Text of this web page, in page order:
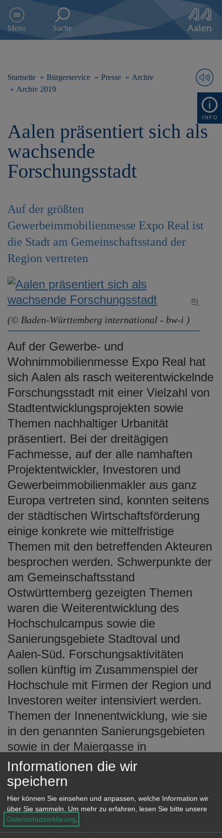
e
Menu Suche
Startseite Bürgerservice Presse
Archiv
Archiv 2019
Aalen präsentiert sich als
wachsende
Forschungsstadt
Auf der größten
Gewerbeimmobilienmesse Expo Real ist
die Stadt am Gemeinschaftsstand der
Region vertreten
(© Baden-Württemberg international - bw-i )
Auf der Gewerbe- und
Wohnimmobilienmesse Expo Real hat
sich Aalen als rasch weiterentwickelnde
Forschungsstadt mit einer Vielzahl von
Stadtentwicklungsprojekten sowie
Themen nachhaltiger Urbanität
präsentiert. Bei der dreitägigen
Fachmesse, auf der alle namhaften
Projektentwickler, Investoren und
Gewerbeimmobilienmakler aus ganz
Europa vertreten sind, konnten seitens
der städtischen Wirtschaftsförderung
einige konkrete wie mittelfristige
Themen mit den betreffenden Akteuren
besprochen werden. Schwerpunkte der
am Gemeinschaftsstand
Ostwürttemberg gezeigten Themen
waren die Weiterentwicklung des
Hochschulcampus sowie die
Sanierungsgebiete Stadtoval und
Aalen-Süd. Forschungsaktivitäten
sollen künftig im Zusammenspiel der
Hochschule mit Firmen der Region und
Investoren weiter intensiviert werden.
Themen der Innenentwicklung, wie sie
in den genannten Sanierungsgebieten
sowie in der Maiergasse in
Wasseralfingen aufgearbeitet werden,
sind für die im 19. Jahrhundert
industrialisierte Stadt wichtig, um ihr
innerstädtisches Gesicht zu erneuern.
Von Projektentwicklern und Investoren
Informationen die wir
speichern
Hier können Sie einsehen und anpassen, welche Information wir
über Sie sammeln. Um mehr zu erfahren, lesen Sie bitte unsere
Datenschutzerklärung.